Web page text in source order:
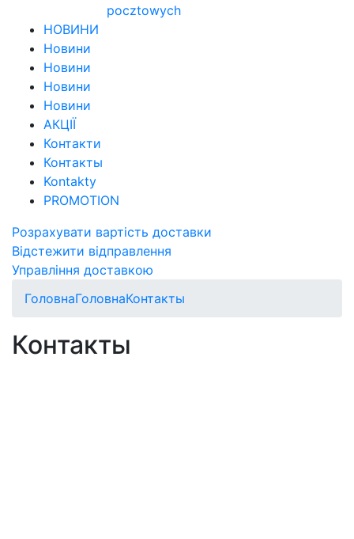
pocztowych
НОВИНИ
Новини
Новини
Новини
Новини
АКЦІЇ
Контакти
Контакты
Kontakty
PROMOTION
Розрахувати вартість доставки
Відстежити відправлення
Управління доставкою
ГоловнаГоловнаКонтакты
Контакты